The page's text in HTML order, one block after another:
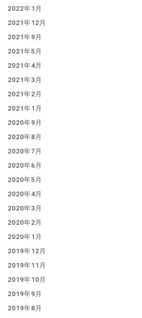
2022年1月
2021年12月
2021年9月
2021年5月
2021年4月
2021年3月
2021年2月
2021年1月
2020年9月
2020年8月
2020年7月
2020年6月
2020年5月
2020年4月
2020年3月
2020年2月
2020年1月
2019年12月
2019年11月
2019年10月
2019年9月
2019年8月